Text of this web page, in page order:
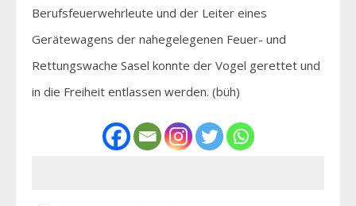
Berufsfeuerwehrleute und der Leiter eines
Gerätewagens der nahegelegenen Feuer- und
Rettungswache Sasel konnte der Vogel gerettet und
in die Freiheit entlassen werden. (büh)